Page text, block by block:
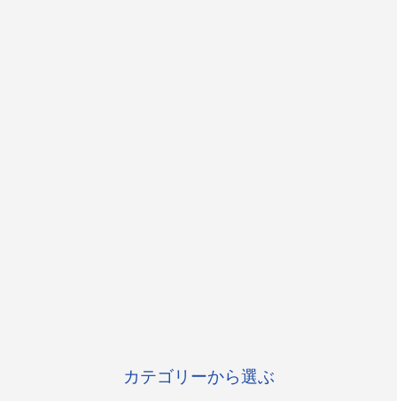
カテゴリーから選ぶ